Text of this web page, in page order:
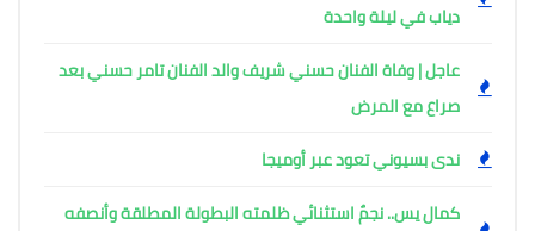
دياب في ليلة واحدة
عاجل | وفاة الفنان حسني شريف والد الفنان تامر حسني بعد
صراع مع المرض
ندى بسيوني تعود عبر أوميجا
كمال يس.. نجمٌ استثنائي ظلمته البطولة المطلقة وأنصفه